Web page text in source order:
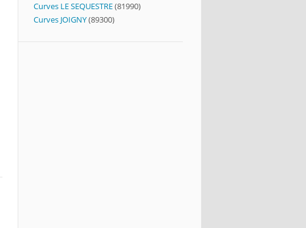
Curves LE SEQUESTRE(81990)
Curves JOIGNY(89300)